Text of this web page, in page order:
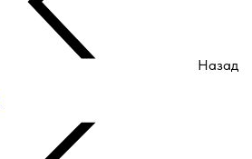
Назад